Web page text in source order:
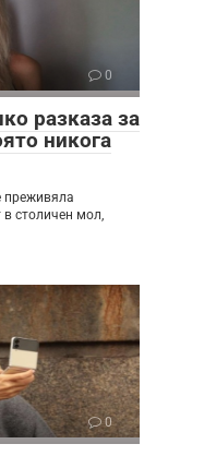
0
разказа за
никога
преживяла
столичен мол,
0